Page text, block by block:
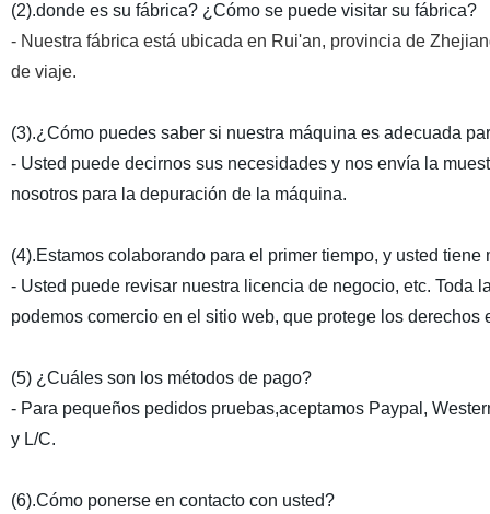
(2).donde es su fábrica? ¿Cómo se puede visitar su fábrica?
- Nuestra fábrica está ubicada en Rui'an, provincia de
de viaje.
(3).¿Cómo puedes saber si nuestra máquina es adecuada
- Usted puede decirnos sus necesidades y nos envía la
nosotros para la depuración de la máquina.
(4).Estamos colaborando para el primer tiempo, y usted tiene
- Usted puede revisar nuestra licencia de negocio, etc. Toda
podemos comercio en el sitio web, que protege los derechos
(5) ¿Cuáles son los métodos de pago?
- Para pequeños pedidos pruebas,aceptamos Paypal,
y L/C.
(6).Cómo ponerse en contacto con usted?